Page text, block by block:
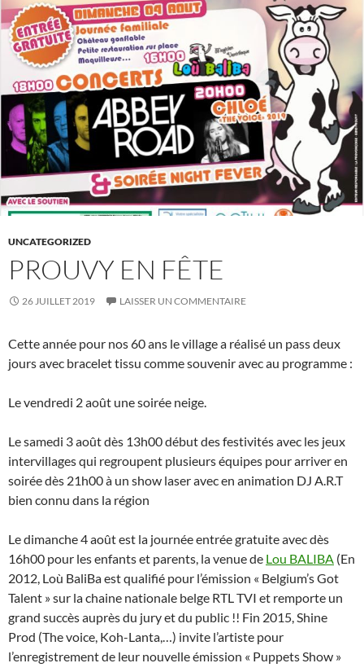
UNCATEGORIZED
PROUVY EN FÊTE
26 JUILLET 2019 LAISSER UN COMMENTAIRE
Cette année pour nos 60 ans le village a réalisé un pass deux
jours avec bracelet tissu comme souvenir avec au programme :
Le vendredi 2 août une soirée neige.
Le samedi 3 août dès 13h00 début des festivités avec les jeux
intervillages qui regroupent plusieurs équipes pour arriver en
soirée dès 21h00 à un show laser avec en animation DJ A.R.T
bien connu dans la région
Le dimanche 4 août est la journée entrée gratuite avec dès
16h00 pour les enfants et parents, la venue de Lou BALIBA (En
2012, Loù BaliBa est qualifié pour l’émission « Belgium’s Got
Talent » sur la chaine nationale belge RTL TVI et remporte un
grand succès auprès du jury et du public !! Fin 2015, Shine
Prod (The voice, Koh-Lanta,…) invite l’artiste pour
l’enregistrement de leur nouvelle émission « Puppets Show »